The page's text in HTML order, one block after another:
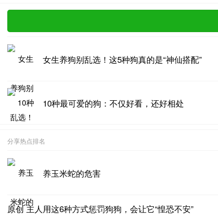
女生养狗别乱选！这5种狗真的是“神仙搭配”
10种最可爱的狗：不仅好看，还好相处
分享热点排名
养玉米蛇的危害
原创 主人用这6种方式惩罚狗狗，会让它“惶恐不安”